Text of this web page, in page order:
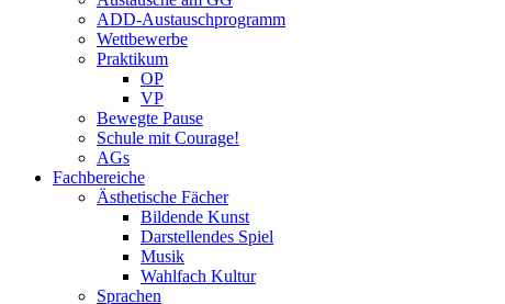
ADD-Austauschprogramm
Wettbewerbe
Praktikum
OP
VP
Bewegte Pause
Schule mit Courage!
AGs
Fachbereiche
Ästhetische Fächer
Bildende Kunst
Darstellendes Spiel
Musik
Wahlfach Kultur
Sprachen